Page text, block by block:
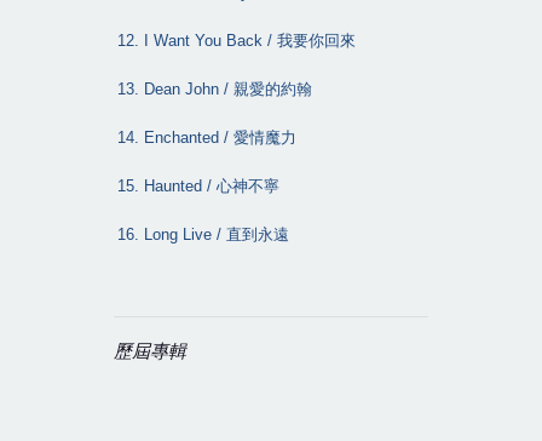
12. I Want You Back / 我要你回來
13. Dean John / 親愛的約翰
14. Enchanted / 愛情魔力
15. Haunted / 心神不寧
16. Long Live / 直到永遠
歷屆專輯